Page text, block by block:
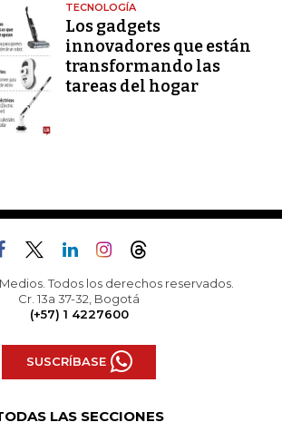
TECNOLOGÍA
Los gadgets
innovadores que están
transformando las
tareas del hogar
Todos los derechos reservados.
Cr. 13a 37-32, Bogotá
(+57) 1 4227600
SUSCRÍBASE
LAS SECCIONES